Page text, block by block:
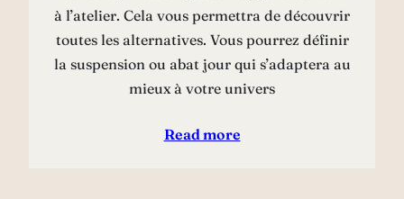
à l’atelier. Cela vous permettra de découvrir
toutes les alternatives. Vous pourrez définir
la suspension ou abat jour qui s’adaptera au
mieux à votre univers
Read more